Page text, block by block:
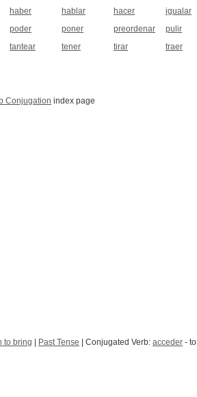
haber hablar hacer igualar
poder poner preordenar pulir
tantear tener tirar traer
Conjugation index page
to bring Past Tense | Conjugated Verb: acceder -